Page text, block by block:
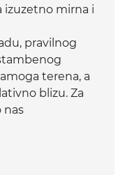
izuzetno mirna i
pravilnog
terena, a
blizu. Za
nas